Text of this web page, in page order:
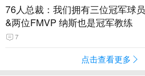
76人总裁：我们拥有三位冠军球员
&两位FMVP 纳斯也是冠军教练
7
点击查看更多